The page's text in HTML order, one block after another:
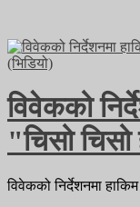
विवेकको
"चिसो चिसो
विवेकको निर्देशनमा